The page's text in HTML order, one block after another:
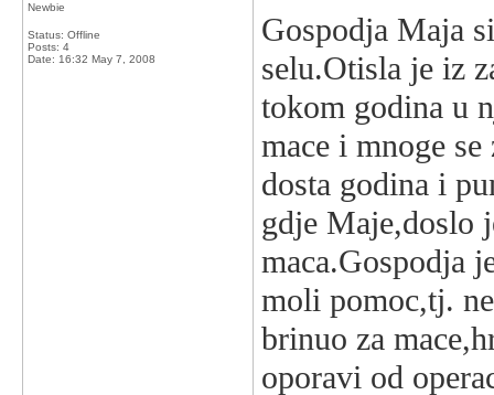
Newbie
Status: Offline
Posts: 4
Date: 16:32 May 7, 2008
Gospodja Maja
selu.Otisla je iz
tokom godina u
mace i mnoge
dosta godina i
gdje Maje,doslo
maca.Gospodja
moli pomoc,tj.
brinuo za
oporavi od